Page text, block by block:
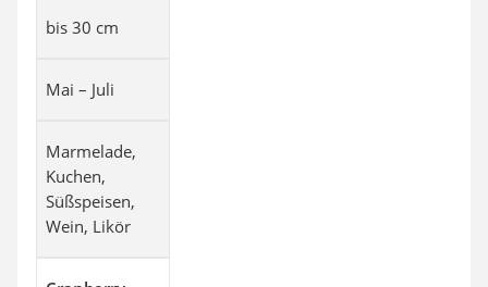
bis 30 cm
Mai – Juli
Marmelade,
Kuchen,
Süßspeisen,
Wein, Likör